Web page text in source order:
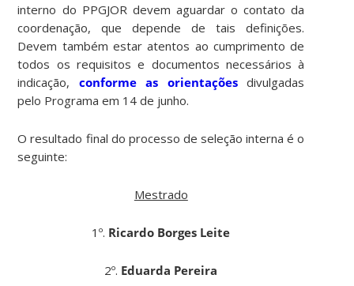
interno do PPGJOR devem aguardar o contato da
coordenação, que depende de tais definições.
Devem também estar atentos ao cumprimento de
todos os requisitos e documentos necessários à
indicação, conforme as orientaçõesdivulgadas
pelo Programa em 14 de junho.
O resultado final do processo de seleção interna é o
seguinte:
Mestrado
1º. Ricardo Borges Leite
2º. Eduarda Pereira